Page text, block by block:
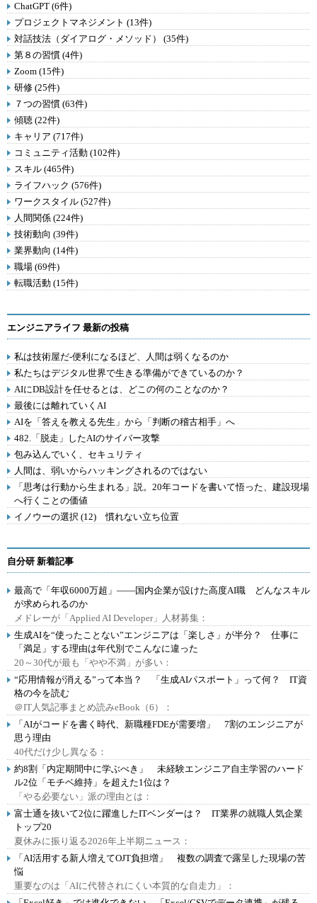
ChatGPT (6件)
プロジェクトマネジメント (13件)
対話技法（ダイアログ・メソッド） (35件)
第８の習慣 (4件)
Zoom (15件)
研修 (25件)
７つの習慣 (63件)
傾聴 (22件)
キャリア (717件)
コミュニティ活動 (102件)
スキル (465件)
ライフハック (576件)
ワークスタイル (527件)
人間関係 (224件)
技術動向 (39件)
業界動向 (14件)
職場 (69件)
転職活動 (15件)
エンジニアライフ 最新の投稿
私は技術屋だ-便利になるほど、人間は弱くなるのか
私たちはデジタル世界で生きる準備ができているのか？
AIにDB設計を任せるとは、どこの何のことなのか？
最後には離れていくAI
AIを「答えを教える先生」から「判断の稽古相手」へ
482.「脱走」したAIのサイバー攻撃
包み込んでいく、セキュリティ
人間は、弱いからハッキングされるのではない
「思考は行動から生まれる」説。20年コードを書いて悟った、建設現場
へ行くことの価値
イノウーの選択 (12) 慣れない立ち位置
自分研 新着記事
最高で「年収6000万超」――国内企業が設けた高度AI職 どんなスキル
が求められるのか
メドレーが「Applied AI Developer」人材募集：
生成AIを“使ったことない”エンジニアは「楽しさ」が半分？ 仕事に
「満足」する理由は年代別でこんなに違った
20～30代が最も「やや不満」が多い：
“応用情報が消える”って本当？ 「生成AIパスポート」って何？ IT資
格の今を読む
＠IT人気記事まとめ読みeBook（6）：
「AIがコードを書く時代、新職種FDEが需要増」 7割のエンジニアが
思う理由
40代だけ少し異なる：
約8割「内定期間中に学ぶべき」 未経験エンジニア自主学習のハード
ル2位「モチベ維持」を超えた1位は？
「やる必要ない」派の理由とは：
富士通を抜いて2位に躍進したITベンダーは？ IT業界の就職人気企業
トップ20
夏休みに振り返る2026年上半期ニュース：
「AI活用する新人増えてOJT負担増」 複数の調査で露呈した現場の苦
悩
重要なのは「AIに代替されにくい本質的な自走力」：